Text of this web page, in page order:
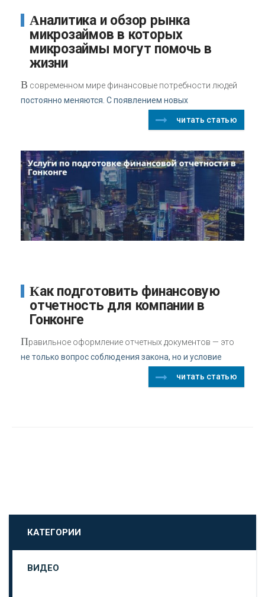
Аналитика и обзор рынка
микрозаймов в которых
микрозаймы могут помочь в
жизни
В современном мире финансовые потребности людей
постоянно меняются. С появлением новых
читать статью
Как подготовить финансовую
отчетность для компании в
Гонконге
Правильное оформление отчетных документов — это
не только вопрос соблюдения закона, но и условие
читать статью
КАТЕГОРИИ
ВИДЕО